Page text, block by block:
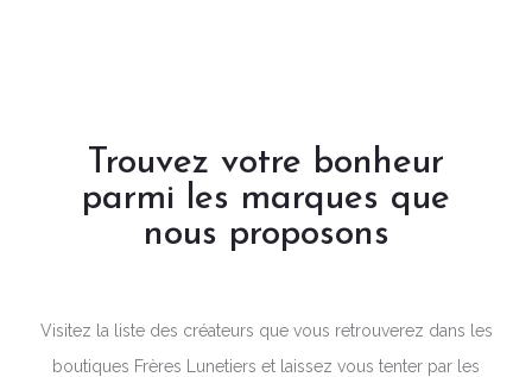
Trouvez votre bonheur
parmi les marques que
nous proposons
Visitez la liste des créateurs que vous retrouverez dans les
boutiques Frères Lunetiers et laissez vous tenter par les